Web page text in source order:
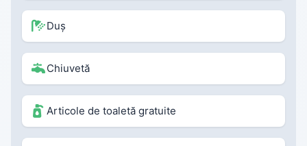
Duș
Chiuvetă
Articole de toaletă gratuite